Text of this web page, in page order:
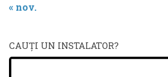
« nov.
CAUŢI UN INSTALATOR?